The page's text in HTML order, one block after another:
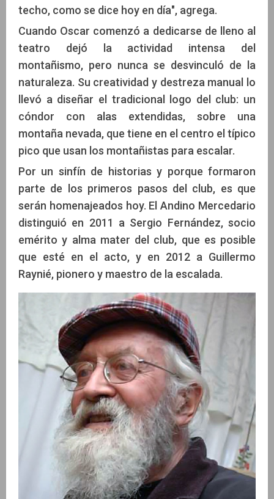
techo, como se dice hoy en día", agrega.
Cuando Oscar comenzó a dedicarse de lleno al
teatro dejó la actividad intensa del
montañismo, pero nunca se desvinculó de la
naturaleza. Su creatividad y destreza manual lo
llevó a diseñar el tradicional logo del club: un
cóndor con alas extendidas, sobre una
montaña nevada, que tiene en el centro el típico
pico que usan los montañistas para escalar.
Por un sinfín de historias y porque formaron
parte de los primeros pasos del club, es que
serán homenajeados hoy. El Andino Mercedario
distinguió en 2011 a Sergio Fernández, socio
emérito y alma mater del club, que es posible
que esté en el acto, y en 2012 a Guillermo
Raynié, pionero y maestro de la escalada.